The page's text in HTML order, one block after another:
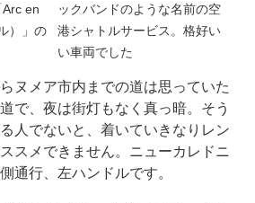
en
）」の
ックバンドのような名前の空
港シャトルサービス。格好い
い車両でした
ヌメア市内までの道は思っていた
で、夜は街灯もなく真っ暗。そう
人でないと、着いていきなりレン
スメできません。ニューカレドニ
通行、左ハンドルです。